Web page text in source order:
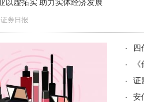
以虚拓实 助力实体经济发展
证券日报
四
证